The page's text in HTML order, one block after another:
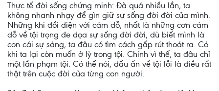
Thực tế đời sống chứng minh: Đã quá nhiều lần, ta
không nhanh nhạy để gìn giữ sự sống đời đời của mình.
Những khi đồi diện với cám dỗ, nhất là những cơn cám
dỗ về tội trọng đe dọa sự sống đời đời, dù biết mình là
con cái sự sáng, ta đâu có tìm cách gấp rút thoát ra. Có
khi ta lại còn muốn ở lỳ trong tội. Chính vì thế, ta đâu chỉ
một lần phạm tội. Có thể nói, dấu ấn về tội lỗi là điều rất
thật trên cuộc đời của từng con người.